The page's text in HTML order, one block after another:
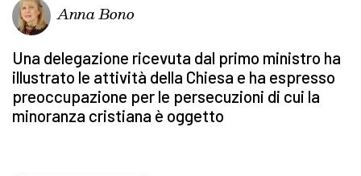
Anna Bono
Una delegazione ricevuta dal primo ministro ha
illustrato le attività della Chiesa e ha espresso
preoccupazione per le persecuzioni di cui la
minoranza cristiana è oggetto